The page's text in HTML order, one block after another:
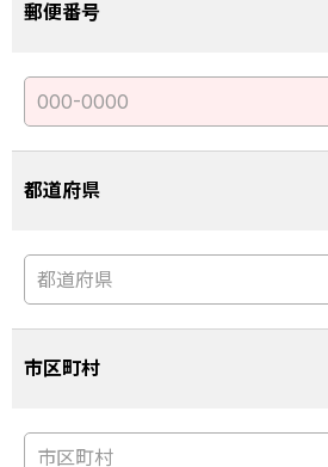
郵便番号
都道府県
市区町村